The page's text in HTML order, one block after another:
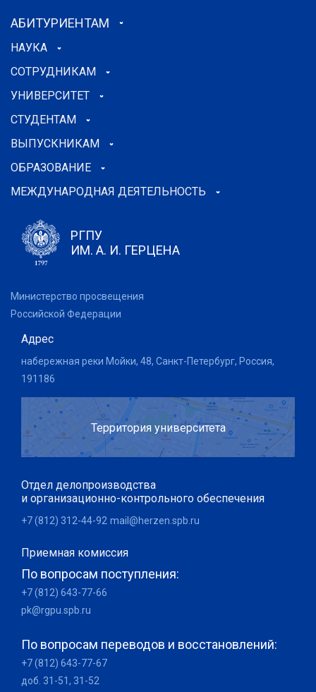
АБИТУРИЕНТАМ
НАУКА
СОТРУДНИКАМ
УНИВЕРСИТЕТ
СТУДЕНТАМ
ВЫПУСКНИКАМ
ОБРАЗОВАНИЕ
МЕЖДУНАРОДНАЯ ДЕЯТЕЛЬНОСТЬ
РГПУ
ИМ. А. И. ГЕРЦЕНА
Министерство просвещения
Российской Федерации
Адрес
набережная реки Мойки, 48, Санкт-Петербург, Россия,
191186
Территория университета
Отдел делопроизводства
и организационно-контрольного обеспечения
+7 (812) 312-44-92 mail@herzen.spb.ru
Приемная комиссия
По вопросам поступления:
+7 (812) 643-77-66
pk@rgpu.spb.ru
По вопросам переводов и восстановлений:
+7 (812) 643-77-67
доб. 31-51, 31-52